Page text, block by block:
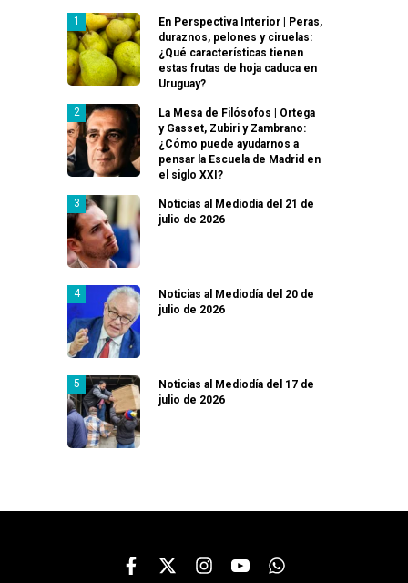
En Perspectiva Interior | Peras,
duraznos, pelones y ciruelas:
¿Qué características tienen
estas frutas de hoja caduca en
Uruguay?
La Mesa de Filósofos | Ortega
y Gasset, Zubiri y Zambrano:
¿Cómo puede ayudarnos a
pensar la Escuela de Madrid en
el siglo XXI?
Noticias al Mediodía del 21 de
julio de 2026
Noticias al Mediodía del 20 de
julio de 2026
Noticias al Mediodía del 17 de
julio de 2026